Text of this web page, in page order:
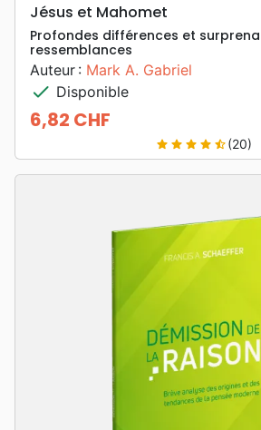
Jésus et Mahomet
Profondes différences et
ressemblances
Auteur : Mark A. Gabriel
check Disponible
Prix
6,82 CHF
star star star star star_half(20)